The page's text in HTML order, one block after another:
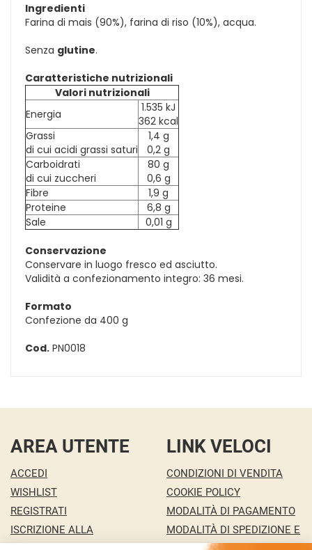
Ingredienti
Farina di mais (90%), farina di riso (10%), acqua.
Senza glutine.
Caratteristiche nutrizionali
Valori nutrizionali
Energia
1.535 kJ
362 kcal
Grassi
di cui acidi grassi saturi
1,4 g
0,2 g
Carboidrati
di cui zuccheri
80 g
0,6 g
Fibre
1,9 g
Proteine
6,8 g
Sale
0,01 g
Conservazione
Conservare in luogo fresco ed asciutto.
Validità a confezionamento integro: 36 mesi.
Formato
Confezione da 400 g
Cod. PN0018
AREA UTENTE
ACCEDI
WISHLIST
REGISTRATI
ISCRIZIONE ALLA
LINK VELOCI
CONDIZIONI DI VENDITA
COOKIE POLICY
MODALITÀ DI PAGAMENTO
MODALITÀ DI SPEDIZIONE E